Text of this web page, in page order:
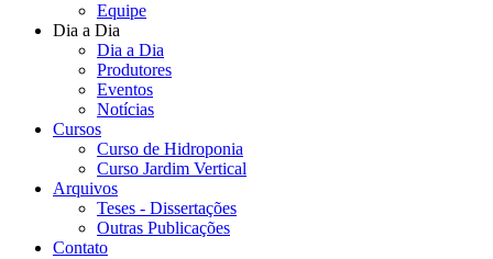
Equipe
Dia a Dia
Dia a Dia
Produtores
Eventos
Notícias
Cursos
Curso de Hidroponia
Curso Jardim Vertical
Arquivos
Teses - Dissertações
Outras Publicações
Contato